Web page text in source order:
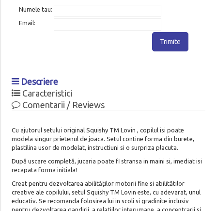
Numele tau:
Email:
Trimite
Descriere
Caracteristici
Comentarii / Reviews
Cu ajutorul setului original Squishy TM Lovin , copilul isi poate
modela singur prietenul de joaca. Setul contine forma din burete,
plastilina usor de modelat, instructiuni si o surpriza placuta.
După uscare completă, jucaria poate fi stransa in maini si, imediat isi
recapata forma initiala!
Creat pentru dezvoltarea abilităților motorii fine si abilitătilor
creative ale copilului, setul Squishy TM Lovin este, cu adevarat, unul
educativ. Se recomanda folosirea lui in scoli si gradinite inclusiv
pentru dezvoltarea gandirii, a relatiilor interumane, a concentrarii si